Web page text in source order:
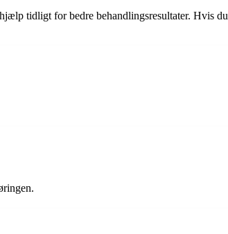
tidligt for bedre behandlingsresultater. Hvis